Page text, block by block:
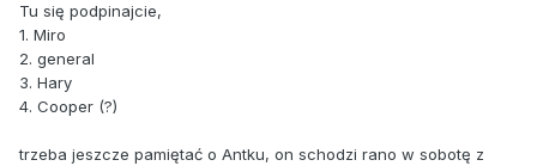
Tu się podpinajcie,
1. Miro
2. general
3. Hary
4. Cooper (?)
trzeba jeszcze pamiętać o Antku, on schodzi rano w sobotę z